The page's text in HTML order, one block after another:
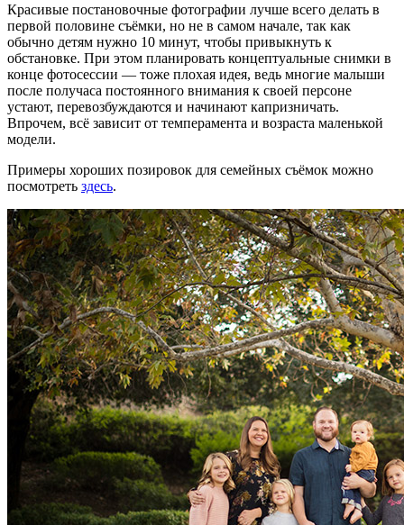
Красивые постановочные фотографии лучше всего делать в
первой половине съёмки, но не в самом начале, так как
обычно детям нужно 10 минут, чтобы привыкнуть к
обстановке. При этом планировать концептуальные снимки в
конце фотосессии — тоже плохая идея, ведь многие малыши
после получаса постоянного внимания к своей персоне
устают, перевозбуждаются и начинают капризничать.
Впрочем, всё зависит от темперамента и возраста маленькой
модели.
Примеры хороших позировок для семейных съёмок можно
посмотреть здесь.